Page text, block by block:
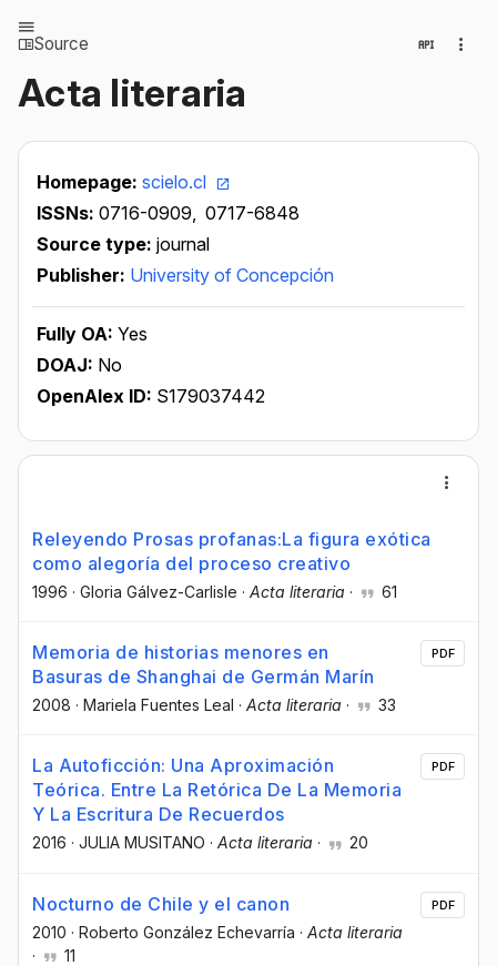
Source
Acta literaria
Homepage: scielo.cl
ISSNs: 0716-0909, 0717-6848
Source type: journal
Publisher: University of Concepción
Fully OA: Yes
DOAJ: No
OpenAlex ID: S179037442
Releyendo Prosas profanas:La figura exótica
como alegoría del proceso creativo
1996 · Gloria Gálvez-Carlisle · Acta literaria · 61
Memoria de historias menores en
Basuras de Shanghai de Germán Marín
2008 · Mariela Fuentes Leal · Acta literaria · 33
PDF
La Autoficción: Una Aproximación
Teórica. Entre La Retórica De La Memoria
Y La Escritura De Recuerdos
2016 · JULIA MUSITANO · Acta literaria · 20
PDF
Nocturno de Chile y el canon
2010 · Roberto González Echevarría · Acta literaria
·
11
PDF